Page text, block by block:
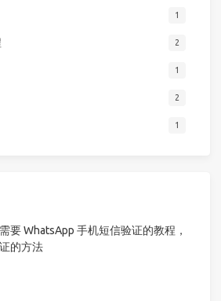
1
2
1
2
1
要 WhatsApp 手机短信验证的教程，
的方法